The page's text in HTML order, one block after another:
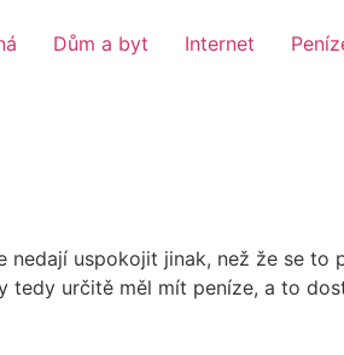
Dům a byt Internet
nedají uspokojit jinak, než že se to
určitě měl mít peníze, a to